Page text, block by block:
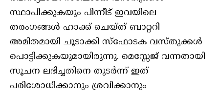
സ്ഥാപിക്കുകയും പിന്നീട് ഇവയിലെ
തരംഗങ്ങള്‍ ഹാക്ക് ചെയ്ത് ബാറ്ററി
അമിതമായി ചൂടാക്കി സ്‌ഫോടക വസ്തുക്കള്‍
പൊട്ടിക്കുകയുമായിരുന്നു. മെസ്സേജ് വന്നതായി
സൂചന ലഭിച്ചതിനെ തുടര്‍ന്ന് ഇത്
പരിശോധിക്കാനും ശ്രവിക്കാനും